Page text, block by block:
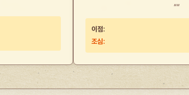
""
이점:
조심: